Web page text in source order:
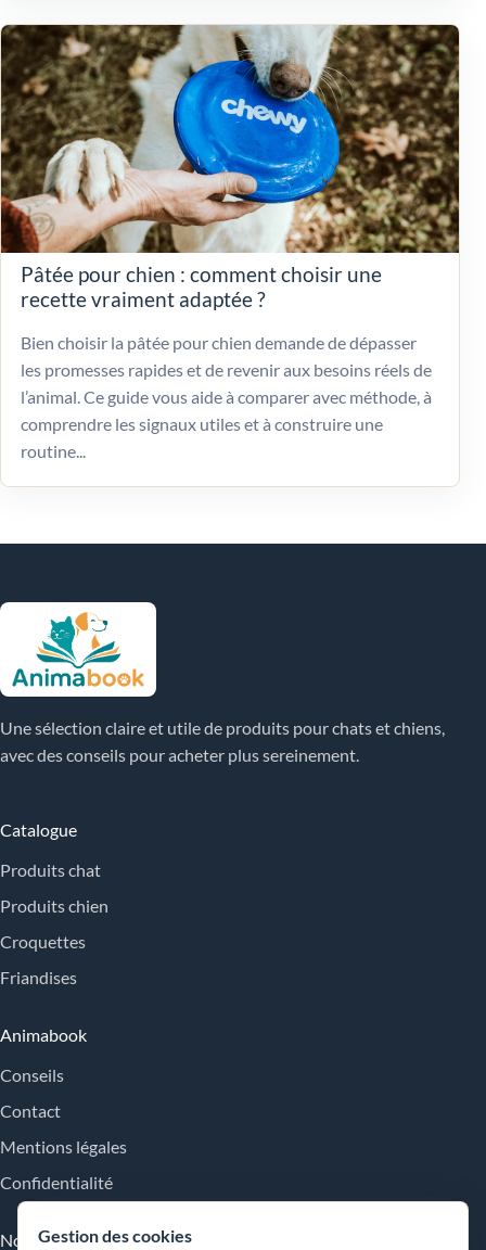
Pâtée pour chien : comment choisir une
recette vraiment adaptée ?
Bien choisir la pâtée pour chien demande de dépasser
les promesses rapides et de revenir aux besoins réels de
l’animal. Ce guide vous aide à comparer avec méthode, à
comprendre les signaux utiles et à construire une
routine...
Une sélection claire et utile de produits pour chats et chiens,
avec des conseils pour acheter plus sereinement.
Catalogue
Produits chat
Produits chien
Croquettes
Friandises
Animabook
Conseils
Contact
Mentions légales
Confidentialité
Nos engagements
Gestion des cookies